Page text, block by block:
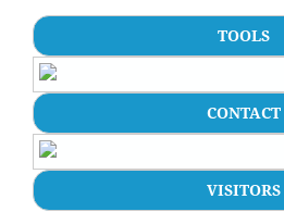
TOOLS
CONTACT
VISITORS